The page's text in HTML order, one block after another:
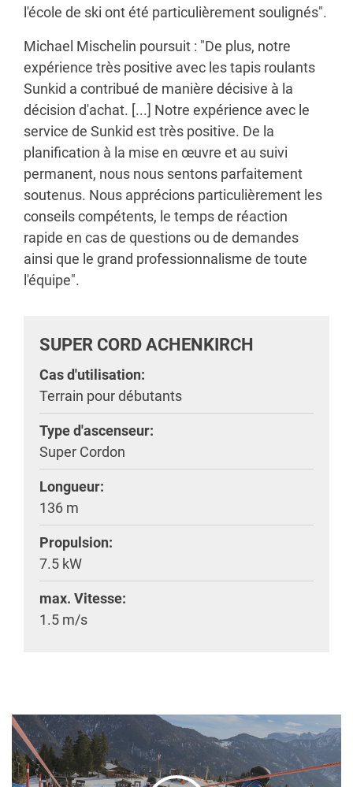
l'école de ski ont été particulièrement soulignés".
Michael Mischelin poursuit : "De plus, notre
expérience très positive avec les tapis roulants
Sunkid a contribué de manière décisive à la
décision d'achat. [...] Notre expérience avec le
service de Sunkid est très positive. De la
planification à la mise en œuvre et au suivi
permanent, nous nous sentons parfaitement
soutenus. Nous apprécions particulièrement les
conseils compétents, le temps de réaction
rapide en cas de questions ou de demandes
ainsi que le grand professionnalisme de toute
l'équipe".
SUPER CORD ACHENKIRCH
Cas d'utilisation:
Terrain pour débutants
Type d'ascenseur:
Super Cordon
Longueur:
136 m
Propulsion:
7.5 kW
max. Vitesse:
1.5 m/s